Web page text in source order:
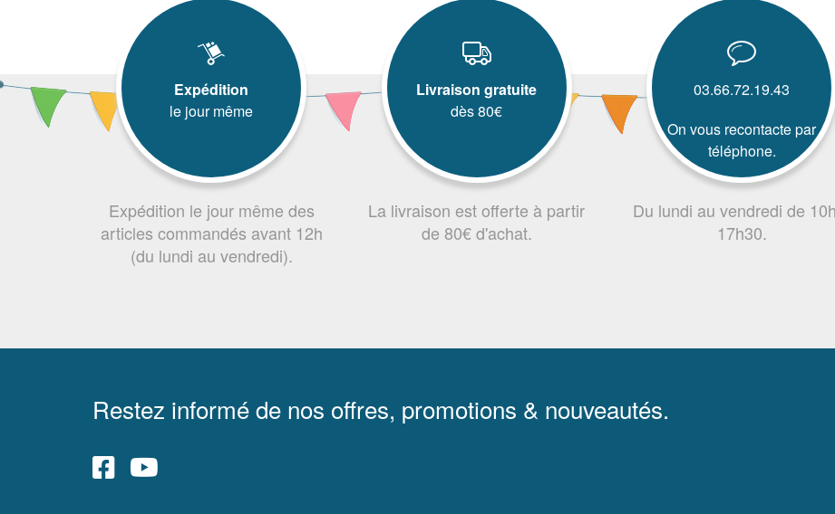
Expédition
le jour même
Expédition le jour même des
articles commandés avant 12h
(du lundi au vendredi).
Livraison gratuite
dès 80€
La livraison est offerte à partir
de 80€ d'achat.
03.66.72.19.43
On vous recontacte par
téléphone.
Du lundi au vendredi de
17h30.
Restez informé de nos offres, promotions & nouveautés.